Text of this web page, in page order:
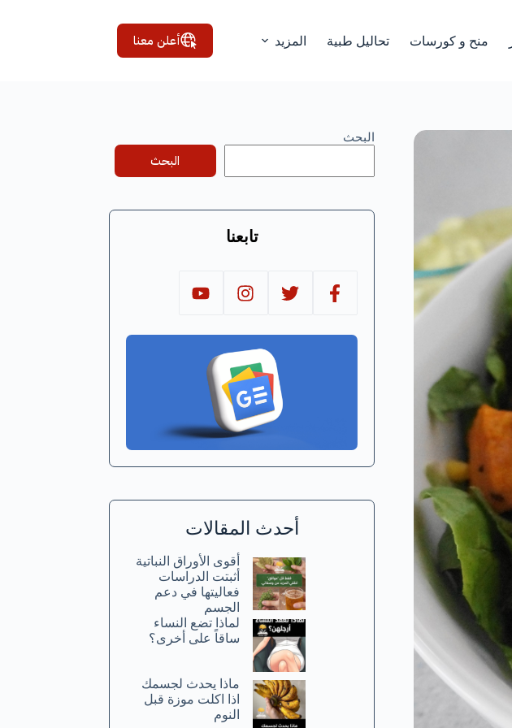
منح و كورسات تحاليل طبية المزيد أعلن معنا
البحث
البحث
تابعنا
أحدث المقالات
أقوى الأوراق النباتية
أثبتت الدراسات
فعاليتها في دعم
الجسم
لماذا تضع النساء
ساقاً على أخرى؟
ماذا يحدث لجسمك
اذا اكلت موزة قبل
النوم